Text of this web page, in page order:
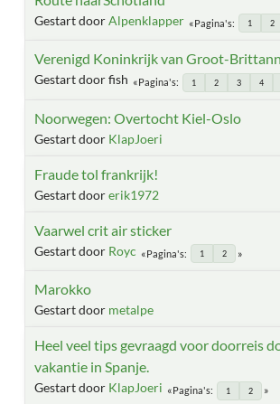
Gestart doorAlpenklapper Pagina's 1 2
Verenigd Koninkrijk van Groot-
Gestart door fish Pagina's 1 2 3 4
Noorwegen: Overtocht Kiel-Oslo
Gestart door KlapJoeri
Fraude tol frankrijk!
Gestart doorerik1972
Vaarwel crit air sticker
Gestart door Royc Pagina's 1 2
Marokko
Gestart door metalpe
Heel veel tips gevraagd voor doorreis
vakantie in Spanje.
Gestart door KlapJoeri Pagina's 1 2